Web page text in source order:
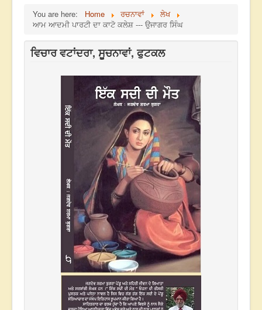
You are here: Home ਰਚਨਾਵਾਂ
ਲੇਖ
ਆਮ ਆਦਮੀ ਪਾਰਟੀ ਦਾ ਕਾਟੋ ਕਲੇਸ਼ --- ਉਜਾਗਰ ਸਿੰਘ
ਵਿਚਾਰ ਵਟਾਂਦਰਾ, ਸੂਚਨਾਵਾਂ, ਫੁਟਕਲ